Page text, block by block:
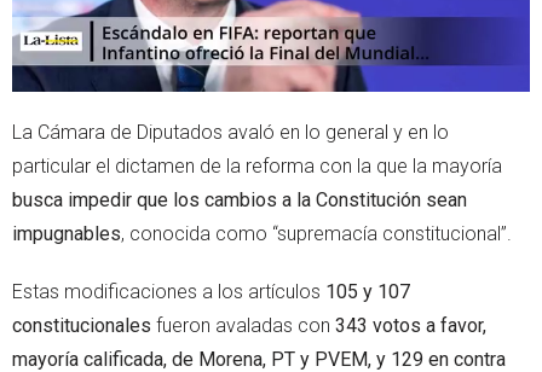
La Cámara de Diputados avaló en lo general y en lo
particular el dictamen de la reforma con la que la mayoría
busca impedir que los cambios a la Constitución sean
impugnables, conocida como “supremacía constitucional”.
Estas modificaciones a los artículos 105 y 107
constitucionales fueron avaladas con 343 votos a favor,
mayoría calificada, de Morena, PT y PVEM, y 129 en contra